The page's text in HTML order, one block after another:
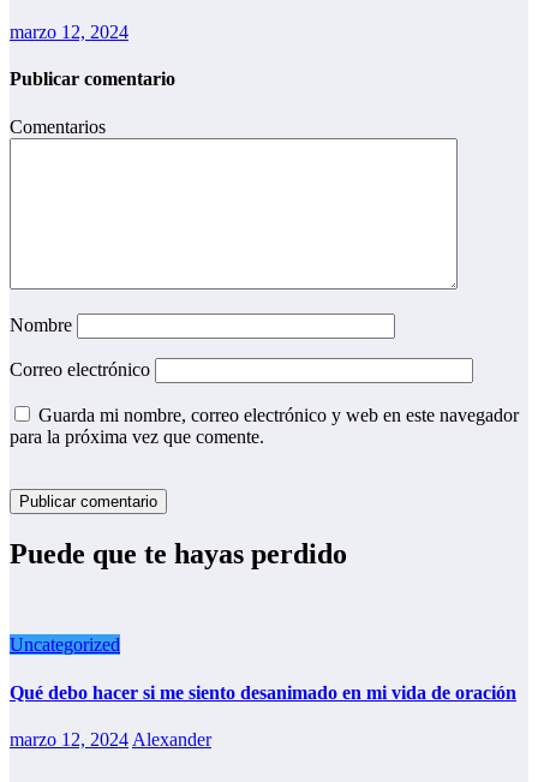
marzo 12, 2024
Publicar comentario
Comentarios
Nombre
Correo electrónico
Guarda mi nombre, correo electrónico y web en este navegador
para la próxima vez que comente.
Puede que te hayas perdido
Uncategorized
Qué debo hacer si me siento desanimado en mi vida de oración
marzo 12, 2024 Alexander